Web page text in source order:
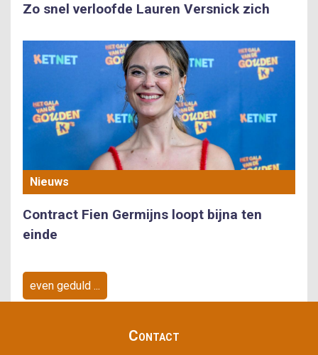
Zo snel verloofde Lauren Versnick zich
Nieuws
Contract Fien Germijns loopt bijna ten
einde
even geduld ...
Contact